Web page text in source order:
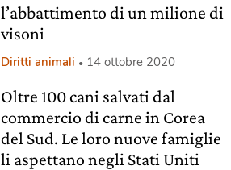
l’abbattimento di un milione di
visoni
Diritti animali 14 ottobre 2020
Oltre 100 cani salvati dal
commercio di carne in Corea
del Sud. Le loro nuove famiglie
li aspettano negli Stati Uniti